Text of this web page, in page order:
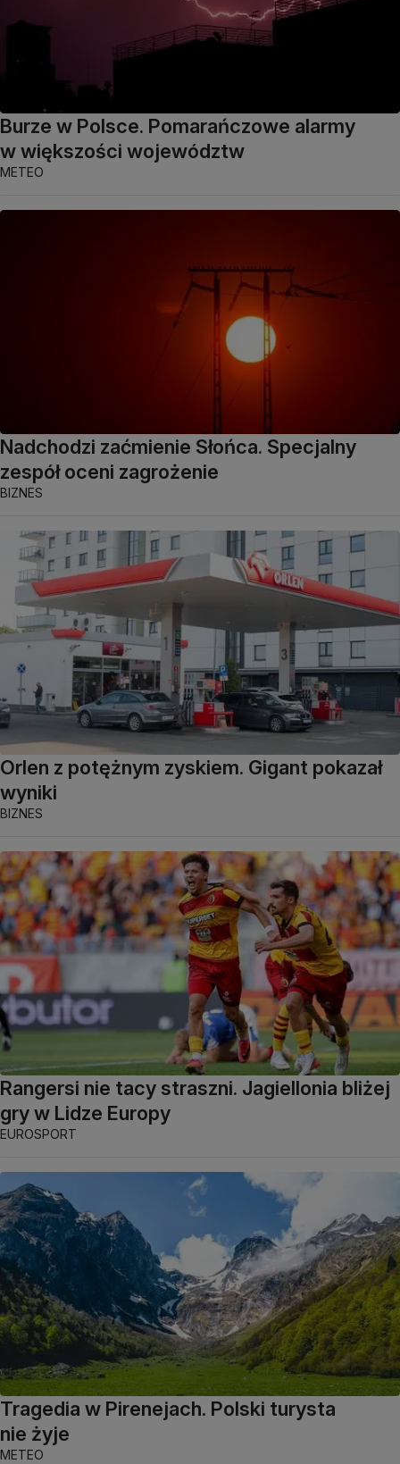
Burze w Polsce. Pomarańczowe alarmy
w większości województw
METEO
Nadchodzi zaćmienie Słońca. Specjalny
zespół oceni zagrożenie
BIZNES
Orlen z potężnym zyskiem. Gigant pokazał
wyniki
BIZNES
Rangersi nie tacy straszni. Jagiellonia bliżej
gry w Lidze Europy
EUROSPORT
Tragedia w Pirenejach. Polski turysta
nie żyje
METEO